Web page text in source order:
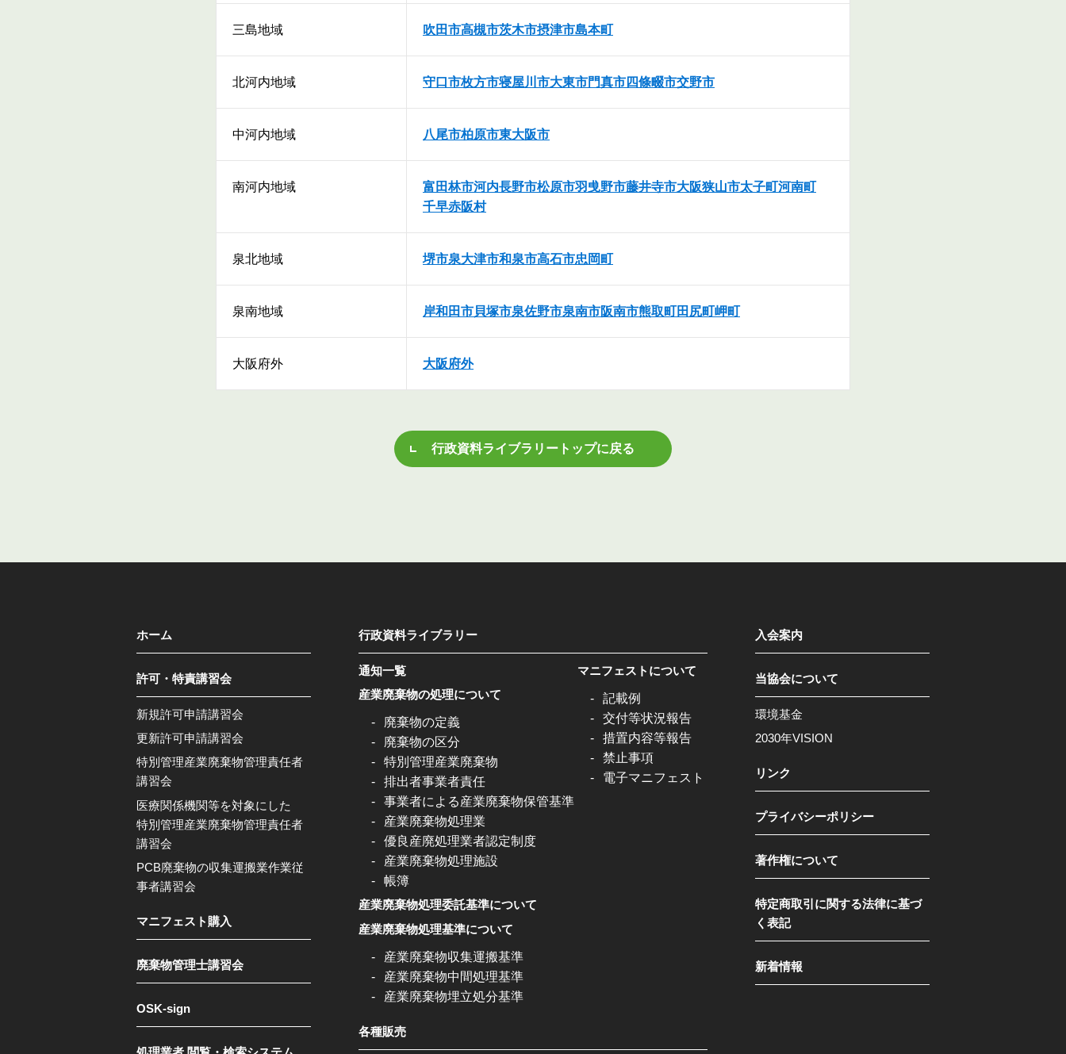
三島地域 吹田市高槻市茨木市摂津市島本町
北河内地域 守口市枚方市寝屋川市大東市門真市四條畷市交野市
中河内地域 八尾市柏原市東大阪市
南河内地域 富田林市河内長野市松原市羽曵野市藤井寺市大阪狭山市太子町河南町
千早赤阪村
泉北地域 堺市泉大津市和泉市高石市忠岡町
泉南地域 岸和田市貝塚市泉佐野市泉南市阪南市熊取町田尻町岬町
大阪府外 大阪府外
行政資料ライブラリートップに戻る
ホーム
許可・特責講習会
新規許可申請講習会
更新許可申請講習会
特別管理産業廃棄物管理責任者
講習会
医療関係機関等を対象にした
特別管理産業廃棄物管理責任者
講習会
PCB廃棄物の収集運搬業作業従
事者講習会
マニフェスト購入
廃棄物管理士講習会
OSK-sign
行政資料ライブラリー
通知一覧
産業廃棄物の処理について
廃棄物の定義
廃棄物の区分
特別管理産業廃棄物
排出者事業者責任
事業者による産業廃棄物保管基準
産業廃棄物処理業
優良産廃処理業者認定制度
産業廃棄物処理施設
帳簿
産業廃棄物処理委託基準について
産業廃棄物処理基準について
産業廃棄物収集運搬基準
産業廃棄物中間処理基準
産業廃棄物埋立処分基準
マニフェストについて
記載例
交付等状況報告
措置内容等報告
禁止事項
電子マニフェスト
各種販売
入会案内
当協会について
環境基金
2030年VISION
リンク
プライバシーポリシー
著作権について
特定商取引に関する法律に基づ
く表記
新着情報